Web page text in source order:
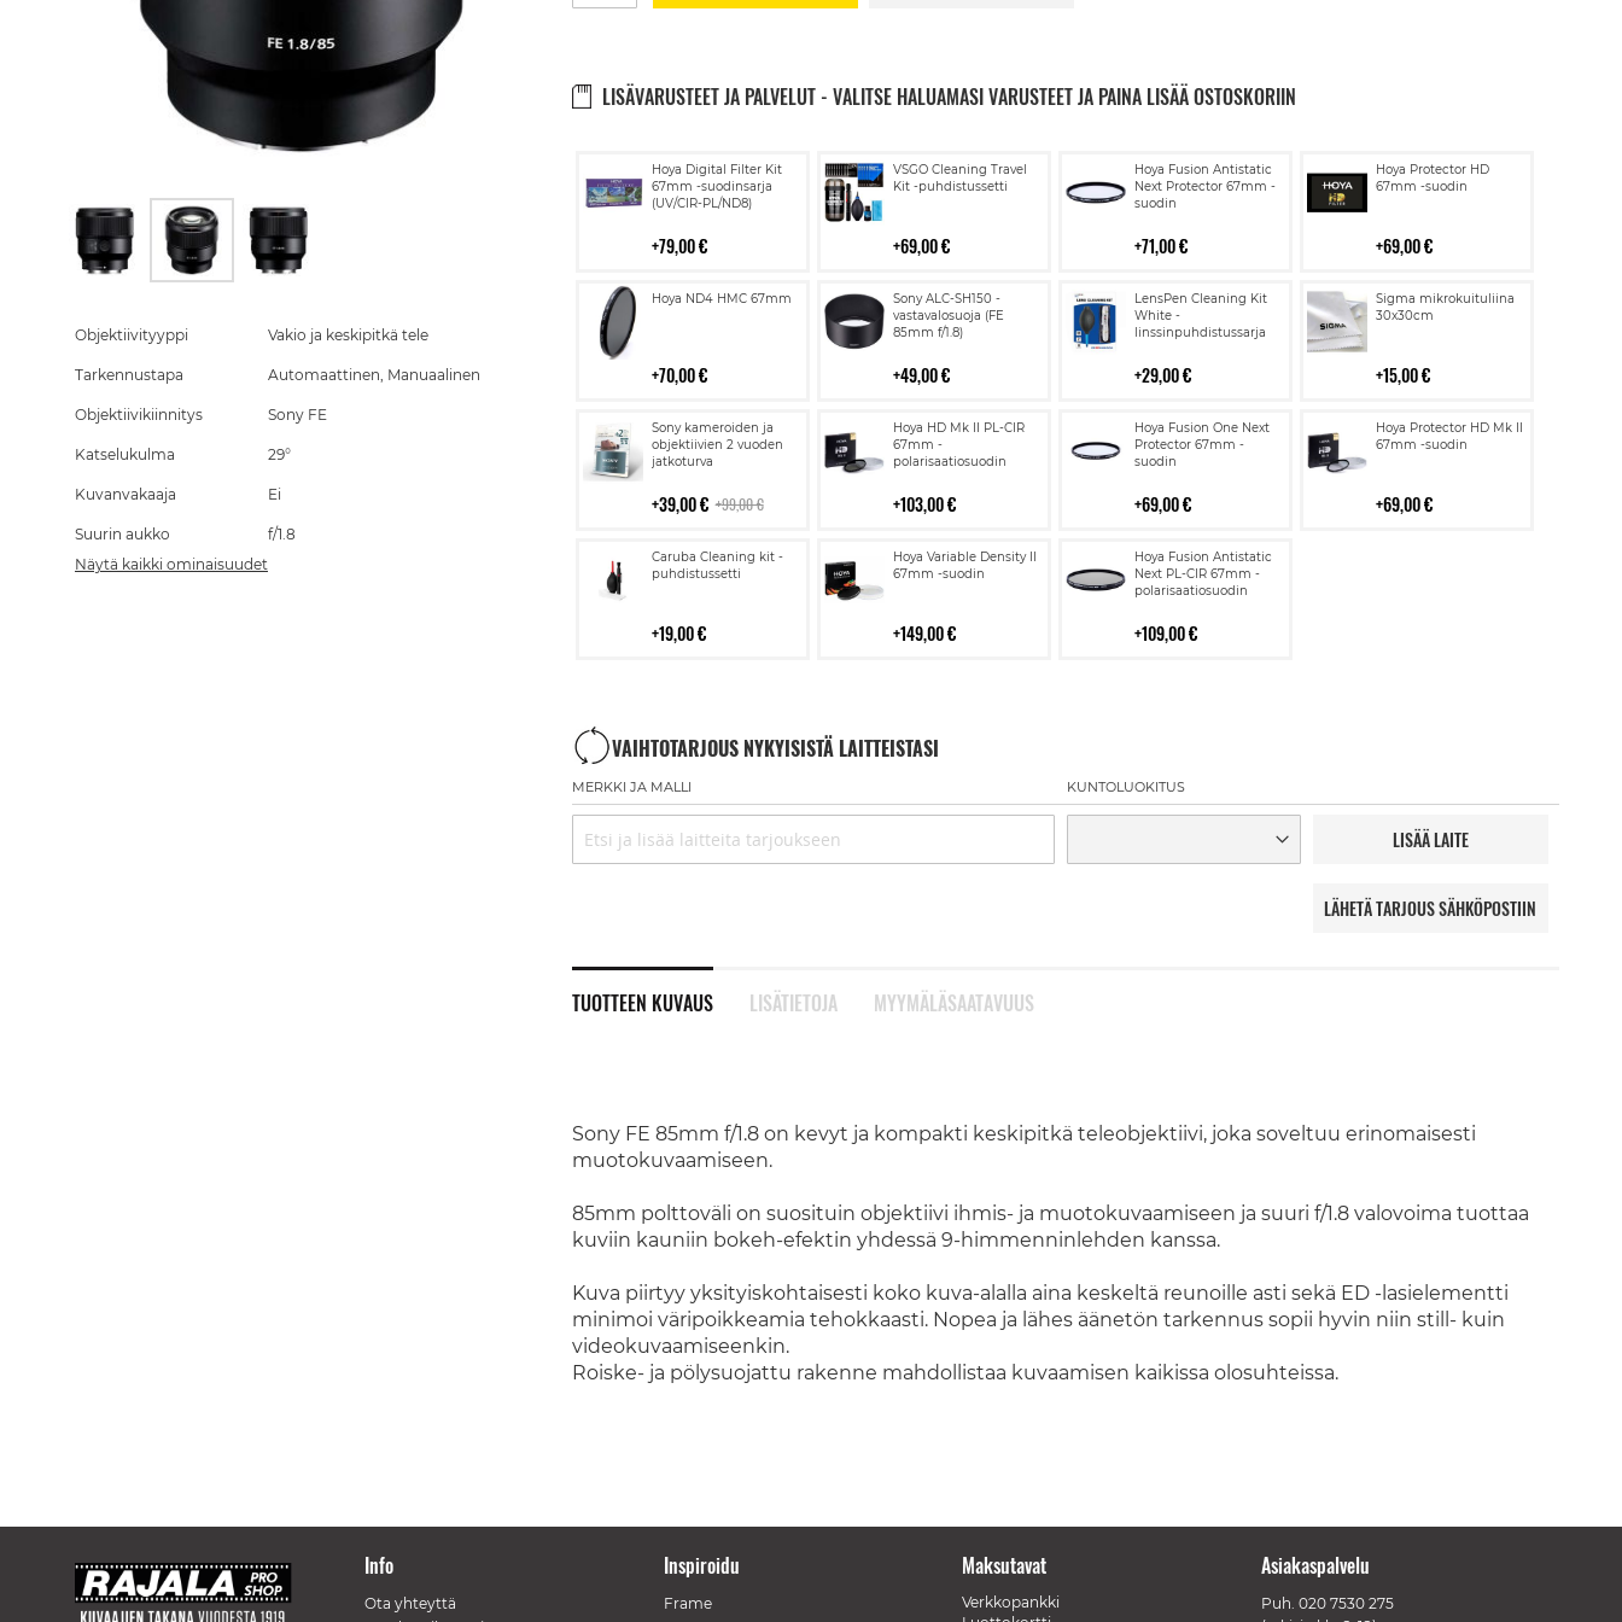
LISÄVARUSTEET JA PALVELUT - VALITSE HALUAMASI VARUSTEET JA PAINA LISÄÄ OSTOSKORIIN
Hoya Digital Filter Kit
67mm -suodinsarja
(UV/CIR-PL/ND8)
79,00 €
Lisää
ostoskoriin
VSGO Cleaning Travel
Kit -puhdistussetti
69,00 €
Lisää
ostoskoriin
Hoya Fusion Antistatic
Next Protector 67mm -
suodin
71,00 €
Lisää
ostoskoriin
Hoya Protector HD
67mm -suodin
69,00 €
Lisää
ostoskoriin
Hoya ND4 HMC 67mm
70,00 €
Lisää
Sony ALC-SH150 -
vastavalosuoja (FE
85mm f/1.8)
49,00 €
Lisää
ostoskoriin
LensPen Cleaning Kit
White -
linssinpuhdistussarja
29,00 €
Lisää
ostoskoriin
Sigma mikrokuituliina
30x30cm
15,00 €
Lisää
ostoskoriin
Sony kameroiden ja
objektiivien 2 vuoden
jatkoturva
39,00 € 99,00 €
Lisää
ostoskoriin
Hoya HD Mk II PL-CIR
67mm -
polarisaatiosuodin
103,00 €
Lisää
ostoskoriin
Hoya Fusion One Next
Protector 67mm -
suodin
69,00 €
Lisää
ostoskoriin
Hoya Protector HD Mk II
67mm -suodin
69,00 €
Lisää
ostoskoriin
Caruba Cleaning kit -
puhdistussetti
19,00 €
Lisää
ostoskoriin
Hoya Variable Density II
67mm -suodin
149,00 €
Lisää
ostoskoriin
Hoya Fusion Antistatic
Next PL-CIR 67mm -
polarisaatiosuodin
109,00 €
Lisää
ostoskoriin
VAIHTOTARJOUS NYKYISISTÄ LAITTEISTASI
MERKKI JA MALLI KUNTOLUOKITUS
LISÄÄ LAITE
LÄHETÄ TARJOUS SÄHKÖPOSTIIN
TUOTTEEN KUVAUS
Sony FE 85mm f/1.8 on kevyt ja kompakti keskipitkä teleobjektiivi, joka soveltuu erinomaisesti
muotokuvaamiseen.
85mm polttoväli on suosituin objektiivi ihmis- ja muotokuvaamiseen ja suuri f/1.8 valovoima tuottaa
kuviin kauniin bokeh-efektin yhdessä 9-himmenninlehden kanssa.
Kuva piirtyy yksityiskohtaisesti koko kuva-alalla aina keskeltä reunoille asti sekä ED -lasielementti
minimoi väripoikkeamia tehokkaasti. Nopea ja lähes äänetön tarkennus sopii hyvin niin still- kuin
videokuvaamiseenkin.
Roiske- ja pölysuojattu rakenne mahdollistaa kuvaamisen kaikissa olosuhteissa.
LISÄTIETOJA MYYMÄLÄSAATAVUUS
the
of
images
Objektiivityyppi Vakio ja keskipitkä tele
Tarkennustapa Automaattinen, Manuaalinen
Objektiivikiinnitys Sony FE
Katselukulma 29°
Kuvanvakaaja Ei
Suurin aukko
f/1.8
Näytä kaikki ominaisuudet
Info
Ota yhteyttä
Inspiroidu
Frame
Maksutavat
Verkkopankki
Asiakaspalvelu
Puh. 020 7530 275